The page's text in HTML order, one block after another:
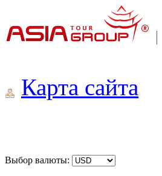
Карта сайта
Выбор валюты: